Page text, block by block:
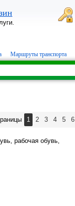
Маршруты транспорта
1 2 3 4 5 6
рабочая обувь,